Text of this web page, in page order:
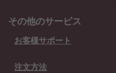
その他のサービス
お客様サポート
注文方法